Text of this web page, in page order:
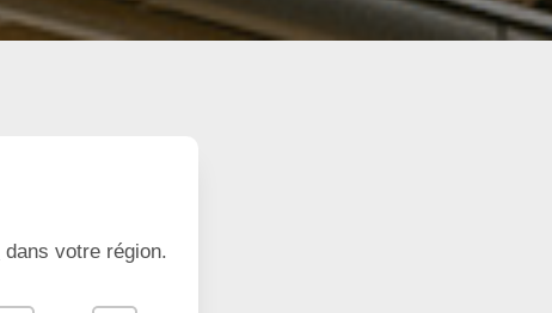
dans votre région.